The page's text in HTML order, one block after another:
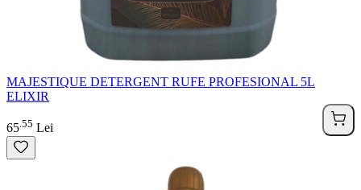
MAJESTIQUE DETERGENT RUFE PROFESIONAL 5L
ELIXIR
65 55 Lei